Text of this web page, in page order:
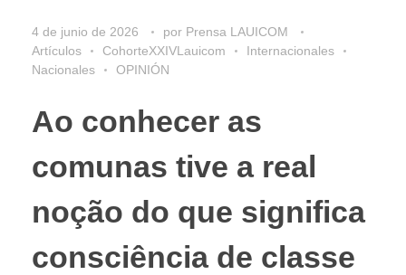
4 de junio de 2026 por Prensa LAUICOM
Artículos
CohorteXXIVLauicom
Internacionales
Nacionales
OPINIÓN
Ao conhecer as
comunas tive a real
noção do que significa
consciência de classe